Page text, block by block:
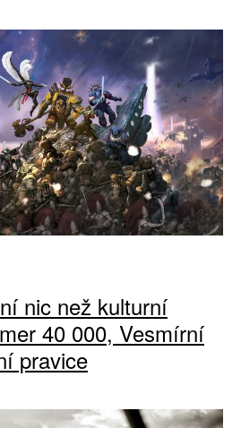
nic než kulturní
40 000, Vesmírní
pravice